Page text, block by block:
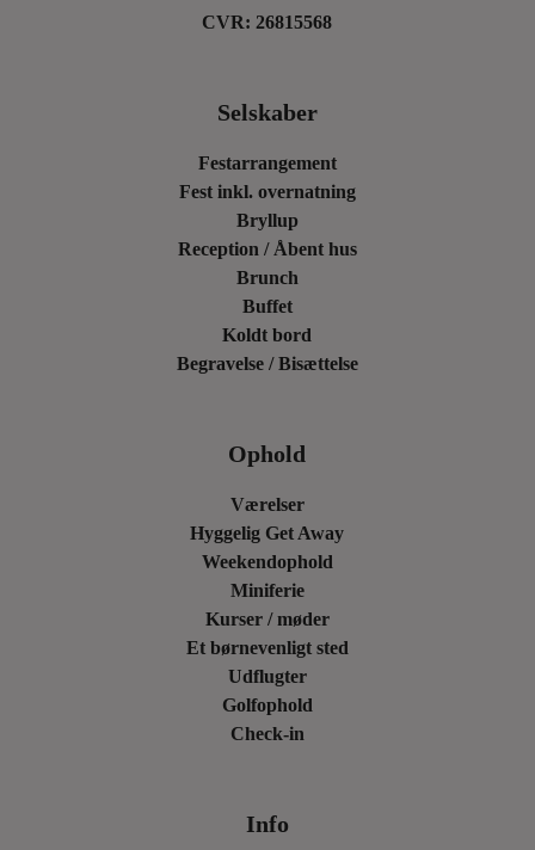
CVR: 26815568
Selskaber
Festarrangement
Fest inkl. overnatning
Bryllup
Reception / Åbent hus
Brunch
Buffet
Koldt bord
Begravelse / Bisættelse
Ophold
Værelser
Hyggelig Get Away
Weekendophold
Miniferie
Kurser / møder
Et børnevenligt sted
Udflugter
Golfophold
Check-in
Info